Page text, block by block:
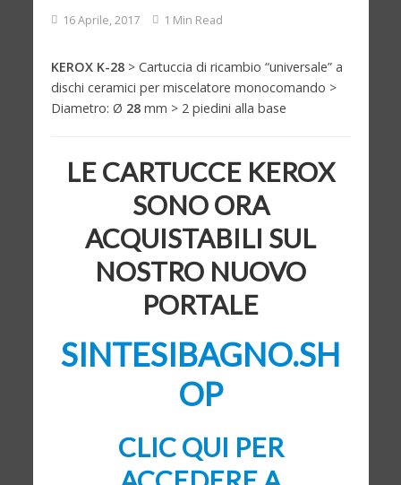
16 Aprile, 2017 1 Min Read
KEROX K-28> Cartuccia di ricambio “universale” a
dischi ceramici per miscelatore monocomando >
Diametro: Ø 28mm > 2 piedini alla base
LE CARTUCCE KEROX
SONO ORA
ACQUISTABILI SUL
NOSTRO NUOVO
PORTALE
SINTESIBAGNO.SH
OP
CLIC QUI PER